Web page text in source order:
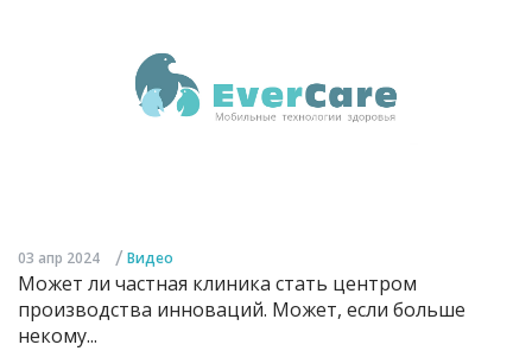
03 апр 2024 / Видео
Может ли частная клиника стать центром
производства инноваций. Может, если больше
некому...